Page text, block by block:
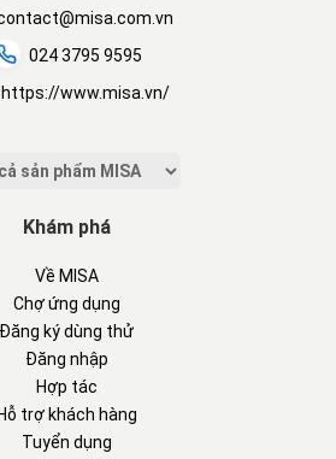
024 3795 9595
https://www.misa.vn/
Khám phá
Về MISA
Chợ ứng dụng
Đăng ký dùng thử
Đăng nhập
Hợp tác
Hỗ trợ khách hàng
Tuyển dụng